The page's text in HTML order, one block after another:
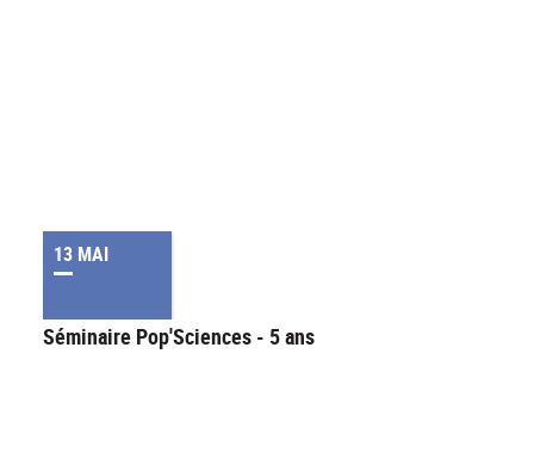
13 MAI
Séminaire Pop'Sciences - 5 ans